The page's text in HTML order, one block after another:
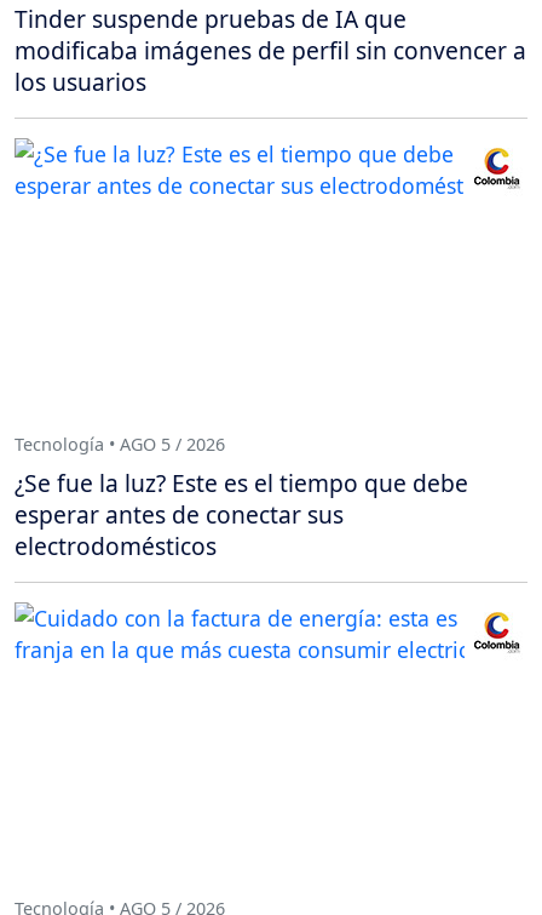
Tinder suspende pruebas de IA que
modificaba imágenes de perfil sin convencer a
los usuarios
Tecnología • AGO 5 / 2026
¿Se fue la luz? Este es el tiempo que debe
esperar antes de conectar sus
electrodomésticos
Tecnología • AGO 5 / 2026